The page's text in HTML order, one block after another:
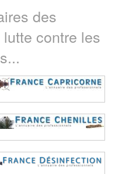
des
contre les